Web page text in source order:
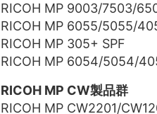
RICOH MP 9003/7503/
RICOH MP 6055/5055/
RICOH MP 305+ SPF
RICOH MP 6054/5054/
RICOH MP CW製品群
RICOH MP CW2201/